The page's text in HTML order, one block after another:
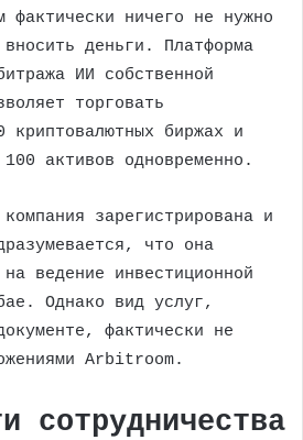
фактически ничего не нужно
деньги. Платформа
ИИ собственной
торговать
криптовалютных биржах и
активов одновременно.
зарегистрирована и
что она
ведение инвестиционной
Однако вид услуг,
фактически не
Arbitroom.
сотрудничества